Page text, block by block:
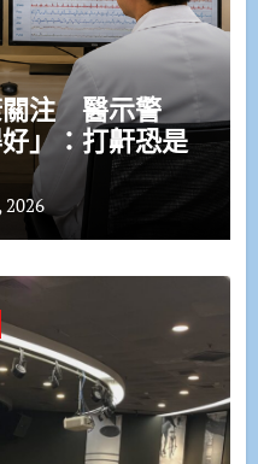
關注 醫示警
」：打鼾恐是
2026